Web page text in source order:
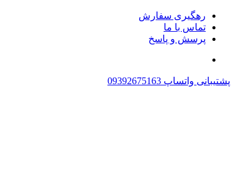
رهگیری سفارش
تماس با ما
پرسش و پاسخ
پشتیبانی واتساپ 09392675163